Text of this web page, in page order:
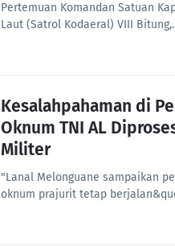
Pertemuan Komandan Satuan
Laut (Satrol Kodaeral) VIII
Kesalahpahaman di
Oknum TNI AL
Militer
"Lanal Melonguane sampaikan
oknum prajurit tetap